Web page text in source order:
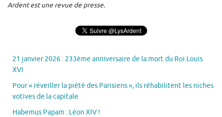
Ardent est une revue de presse.
21 janvier 2026 : 233ème anniversaire de la mort du Roi Louis
XVI
Pour « réveiller la piété des Parisiens », ils réhabilitent les niches
votives de la capitale
Habemus Papam : Léon XIV !